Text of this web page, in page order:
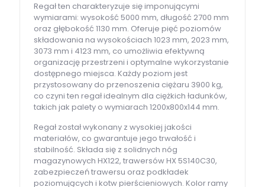
Regał ten charakteryzuje się imponującymi
wymiarami: wysokość 5000 mm, długość 2700 mm
oraz głębokość 1130 mm. Oferuje pięć poziomów
składowania na wysokościach 1023 mm, 2023 mm,
3073 mm i 4123 mm, co umożliwia efektywną
organizację przestrzeni i optymalne wykorzystanie
dostępnego miejsca. Każdy poziom jest
przystosowany do przenoszenia ciężaru 3900 kg,
co czyni ten regał idealnym dla ciężkich ładunków,
takich jak palety o wymiarach 1200x800x144 mm.
Regał został wykonany z wysokiej jakości
materiałów, co gwarantuje jego trwałość i
stabilność. Składa się z solidnych nóg
magazynowych HX122, trawersów HX 5S140C30,
zabezpieczeń trawersu oraz podkładek
poziomujących i kotw pierścieniowych. Kolor ramy